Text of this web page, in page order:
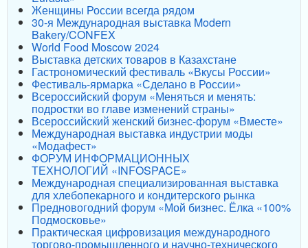
Женщины России всегда рядом
30-я Международная выставка Modern
Bakery/CONFEX
World Food Moscow 2024
Выставка детских товаров в Казахстане
Гастрономический фестиваль «Вкусы России»
Фестиваль-ярмарка «Сделано в России»
Всероссийский форум «Меняться и менять:
подростки во главе изменений страны»
Всероссийский женский бизнес-форум «Вместе»
Международная выставка индустрии моды
«Модафест»
ФОРУМ ИНФОРМАЦИОННЫХ
ТЕХНОЛОГИЙ «INFOSPACE»
Международная специализированная выставка
для хлебопекарного и кондитерского рынка
Предновогодний форум «Мой бизнес. Ёлка «100%
Подмосковье»
Практическая цифровизация международного
торгово-промышленного и научно-технического